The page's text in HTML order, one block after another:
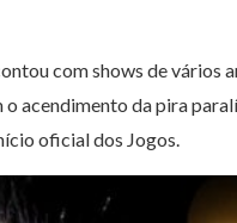
com shows de vários
acendimento da pira
oficial dos Jogos.